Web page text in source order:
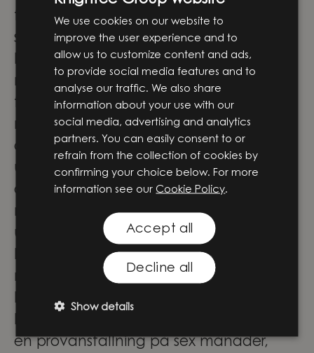
för företag, människor och samhället i
stort.
För våra medarbetare innebär det stora
möjligheter att vara med och forma
framtidens lösningar genom
meningsfulla projekt i teknikens
absoluta framkant. Här får du inte bara
utvecklas och växa i din roll – du blir
också en del av ett team där
nyfikenhet, samarbete och modet att
utmana driver oss framåt.
Låter det som platsen för dig? Häng
med på vår fortsatta resa!
Praktisk information
Detta är en tillsvidareanställning med
en provanställning på sex månader,
We use cookies on our website to
improve the user experience and to
allow us to customize content and ads,
to provide social media features and to
analyse our traffic. We also share
information about your use with our
social media, advertising and analytics
partners. You can easily consent to or
refrain from the collection of cookies by
confirming your choice below. For more
information see our Cookie Policy.
Accept all
Decline all
Show details